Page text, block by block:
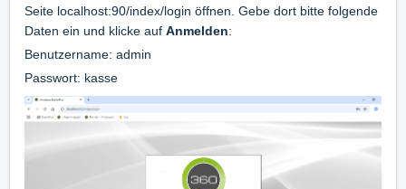
Seite localhost:90/index/login öffnen. Gebe dort bitte folgende
Daten ein und klicke auf Anmelden:
Benutzername: admin
Passwort: kasse